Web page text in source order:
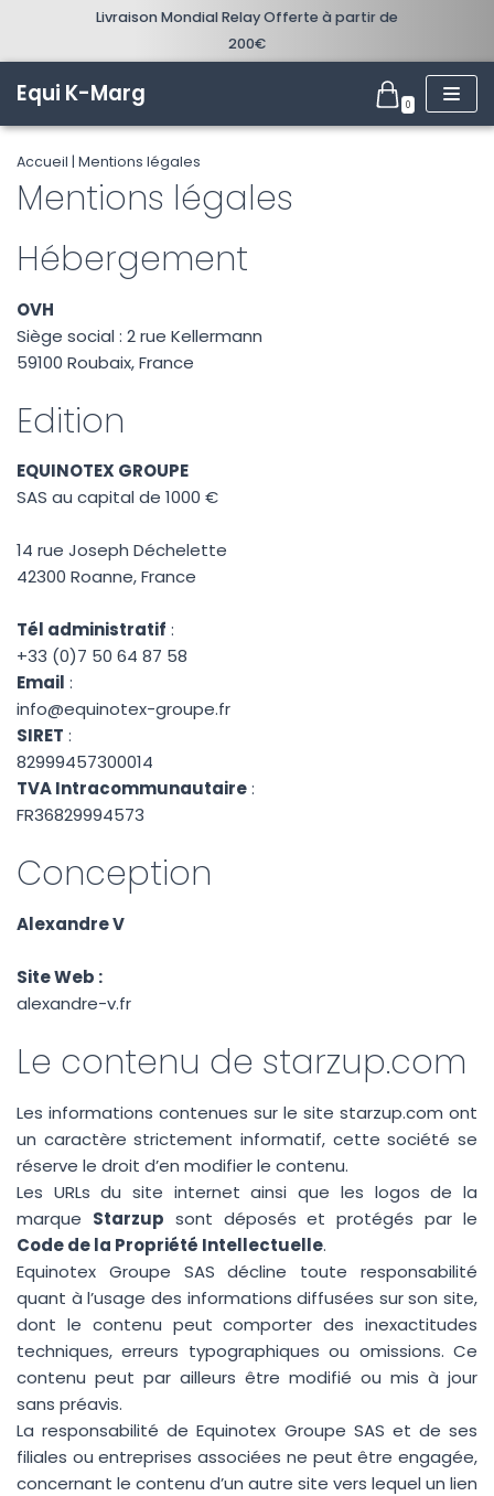
Livraison Mondial Relay Offerte à partir de
200€
Aller
au
contenu
Equi K-Marg 0
Accueil | Mentions légales
Mentions légales
Hébergement
OVH
Siège social : 2 rue Kellermann
59100 Roubaix, France
Edition
EQUINOTEX GROUPE
SAS au capital de 1000 €
14 rue Joseph Déchelette
42300 Roanne, France
Tél administratif :
+33 (0)7 50 64 87 58
Email :
info@equinotex-groupe.fr
SIRET :
82999457300014
TVA Intracommunautaire:
FR36829994573
Conception
Alexandre V
Site Web :
alexandre-v.fr
Le contenu de starzup.com
Les informations contenues sur le site starzup.com ont
un caractère strictement informatif, cette société se
réserve le droit d’en modifier le contenu.
Les URLs du site internet ainsi que les logos de la
marque Starzup sont déposés et protégés par le
Code de la Propriété Intellectuelle.
Equinotex Groupe SAS décline toute responsabilité
quant à l’usage des informations diffusées sur son site,
dont le contenu peut comporter des inexactitudes
techniques, erreurs typographiques ou omissions. Ce
contenu peut par ailleurs être modifié ou mis à jour
sans préavis.
La responsabilité de Equinotex Groupe SAS et de ses
filiales ou entreprises associées ne peut être engagée,
concernant le contenu d’un autre site vers lequel un lien